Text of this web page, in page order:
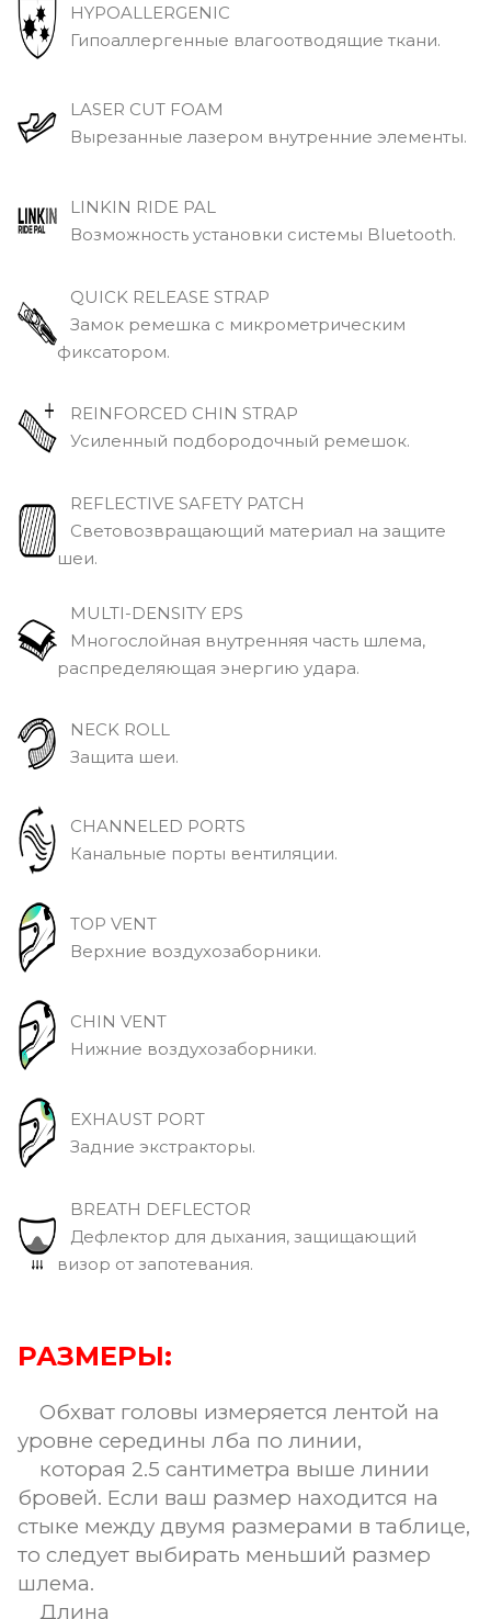
HYPOALLERGENIC
Гипоаллергенные влагоотводящие ткани.
LASER CUT FOAM
Вырезанные лазером внутренние элементы.
LINKIN RIDE PAL
Возможность установки системы Bluetooth.
QUICK RELEASE STRAP
Замок ремешка с микрометрическим
фиксатором.
REINFORCED CHIN STRAP
Усиленный подбородочный ремешок.
REFLECTIVE SAFETY PATCH
Световозвращающий материал на защите
шеи.
MULTI-DENSITY EPS
Многослойная внутренняя часть шлема,
распределяющая энергию удара.
NECK ROLL
Защита шеи.
CHANNELED PORTS
Канальные порты вентиляции.
TOP VENT
Верхние воздухозаборники.
CHIN VENT
Нижние воздухозаборники.
EXHAUST PORT
Задние экстракторы.
BREATH DEFLECTOR
Дефлектор для дыхания, защищающий
визор от запотевания.
РАЗМЕРЫ:
Обхват головы измеряется лентой на
уровне середины лба по линии,
которая 2.5 сантиметра выше линии
бровей. Если ваш размер находится на
стыке между двумя размерами в таблице,
то следует выбирать меньший размер
шлема.
Длина